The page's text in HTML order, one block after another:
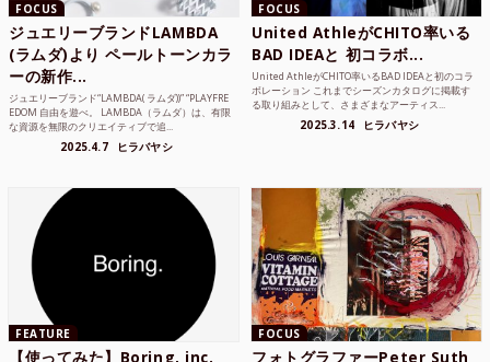
FOCUS
ジュエリーブランドLAMBDA
(ラムダ)より ペールトーンカラ
ーの新作...
ジュエリーブランド“LAMBDA( ラムダ))” “PLAYFRE
EDOM 自由を遊べ。 LAMBDA（ラムダ）は、有限
な資源を無限のクリエイティブで追...
2025.4.7 ヒラバヤシ
FOCUS
United AthleがCHITO率いる
BAD IDEAと 初コラボ...
United AthleがCHITO率いるBAD IDEAと初のコラ
ボレーション これまでシーズンカタログに掲載す
る取り組みとして、さまざまなアーティス...
2025.3.14 ヒラバヤシ
FEATURE
【使ってみた】Boring, inc.
FOCUS
フォトグラファーPeter Suth